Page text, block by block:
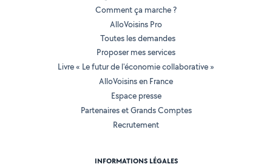
Comment ça marche ?
AlloVoisins Pro
Toutes les demandes
Proposer mes services
Livre « Le futur de l'économie collaborative »
AlloVoisins en France
Espace presse
Partenaires et Grands Comptes
Recrutement
INFORMATIONS LÉGALES